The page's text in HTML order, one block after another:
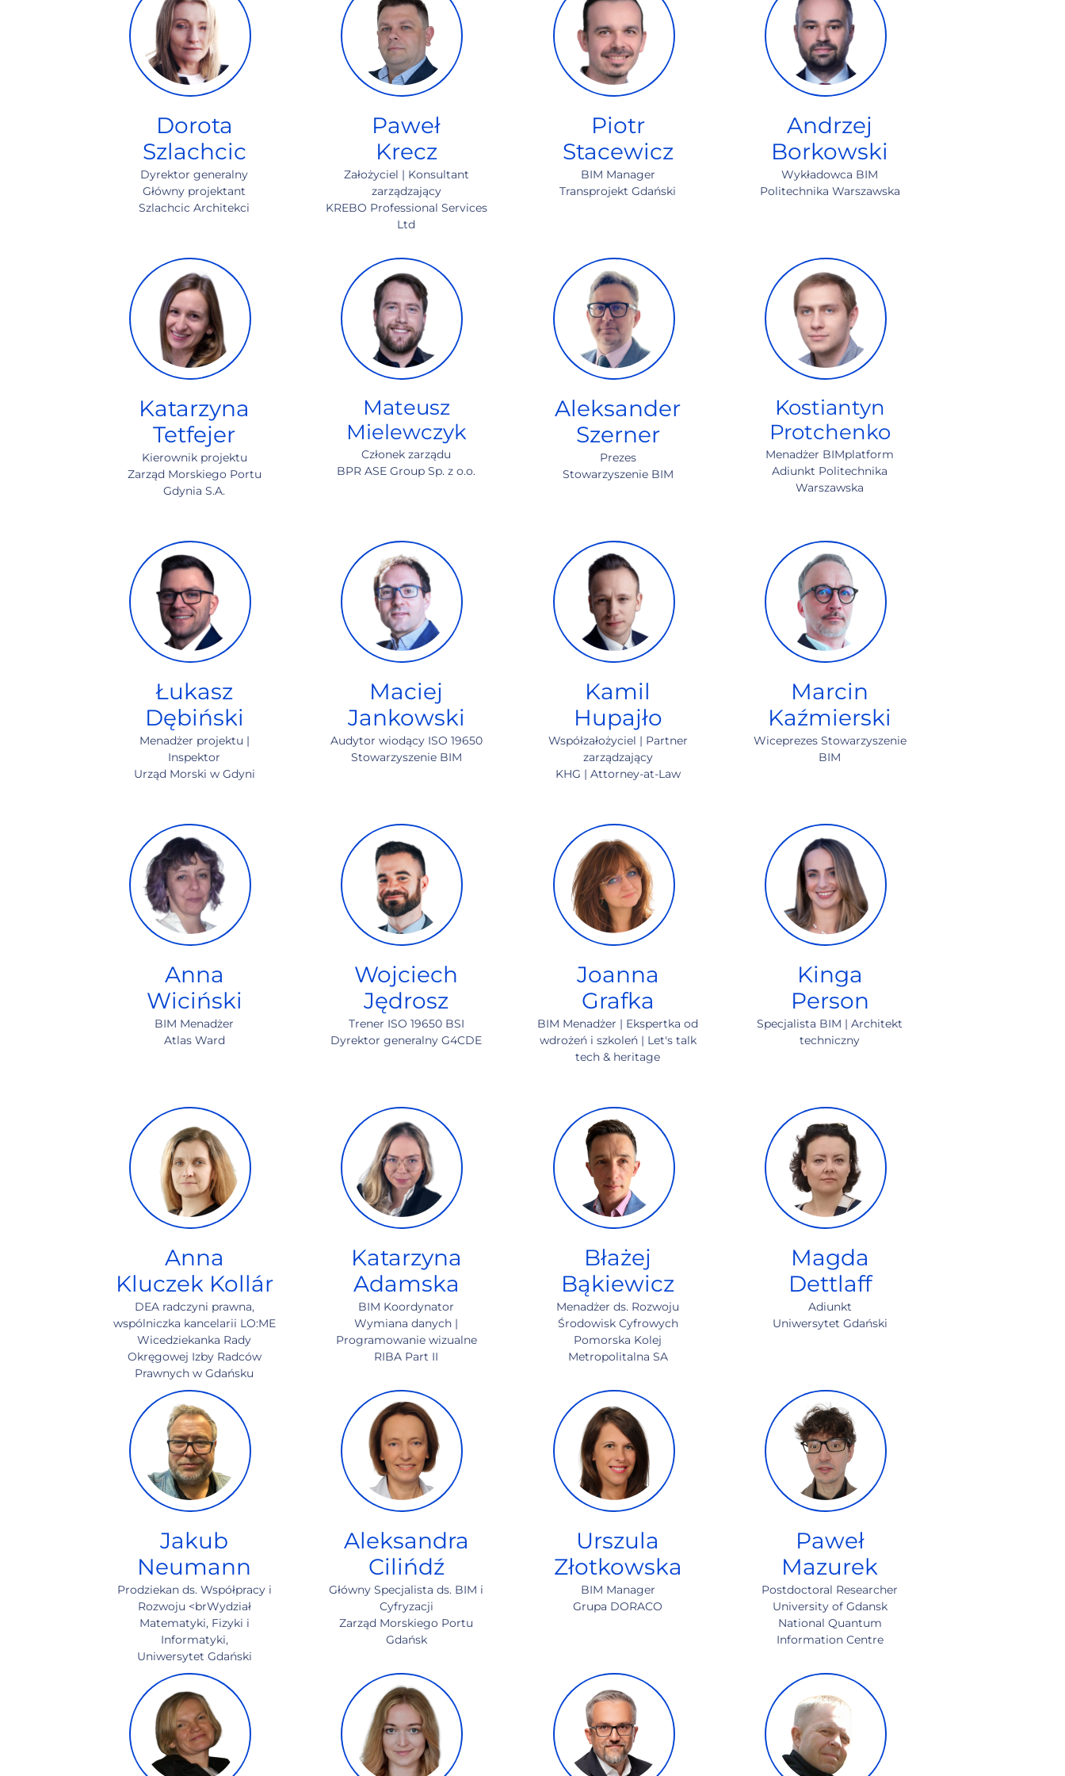
Dorota
Szlachcic
Dyrektor generalny
Główny projektant
Szlachcic Architekci
Paweł
Krecz
Założyciel | Konsultant
zarządzający
KREBO Professional Services
Ltd
Piotr
Stacewicz
BIM Manager
Transprojekt Gdański
Andrzej
Borkowski
Wykładowca BIM
Politechnika Warszawska
Katarzyna
Tetfejer
Kierownik projektu
Zarząd Morskiego Portu
Gdynia S.A.
Mateusz
Mielewczyk
Członek zarządu
BPR ASE Group Sp. z o.o.
Aleksander
Szerner
Prezes
Stowarzyszenie BIM
Kostiantyn
Protchenko
Menadżer BIMplatform
Adiunkt Politechnika
Warszawska
Łukasz
Dębiński
Menadżer projektu |
Inspektor
Urząd Morski w Gdyni
Maciej
Jankowski
Audytor wiodący ISO 19650
Stowarzyszenie BIM
Kamil
Hupajło
Współzałożyciel | Partner
zarządzający
KHG | Attorney-at-Law
Marcin
Kaźmierski
Wiceprezes Stowarzyszenie
BIM
Anna
Wiciński
BIM Menadżer
Atlas Ward
Wojciech
Jędrosz
Trener ISO 19650 BSI
Dyrektor generalny G4CDE
Joanna
Grafka
BIM Menadżer | Ekspertka od
wdrożeń i szkoleń | Let's talk
tech & heritage
Kinga
Person
Specjalista BIM | Architekt
techniczny
Anna
Kluczek Kollár
DEA radczyni prawna,
wspólniczka kancelarii LO:ME
Wicedziekanka Rady
Okręgowej Izby Radców
Prawnych w Gdańsku
Katarzyna
Adamska
BIM Koordynator
Wymiana danych |
Programowanie wizualne
RIBA Part II
Błażej
Bąkiewicz
Menadżer ds. Rozwoju
Środowisk Cyfrowych
Pomorska Kolej
Metropolitalna SA
Magda
Dettlaff
Adiunkt
Uniwersytet Gdański
Jakub
Neumann
Prodziekan ds. Współpracy i
Rozwoju <brWydział
Matematyki, Fizyki i
Informatyki,
Uniwersytet Gdański
Aleksandra
Cilińdź
Główny Specjalista ds. BIM i
Cyfryzacji
Zarząd Morskiego Portu
Gdańsk
Urszula
Złotkowska
BIM Manager
Grupa DORACO
Paweł
Mazurek
Postdoctoral Researcher
University of Gdansk
National Quantum
Information Centre